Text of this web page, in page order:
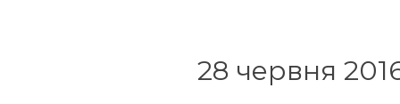
28 червня